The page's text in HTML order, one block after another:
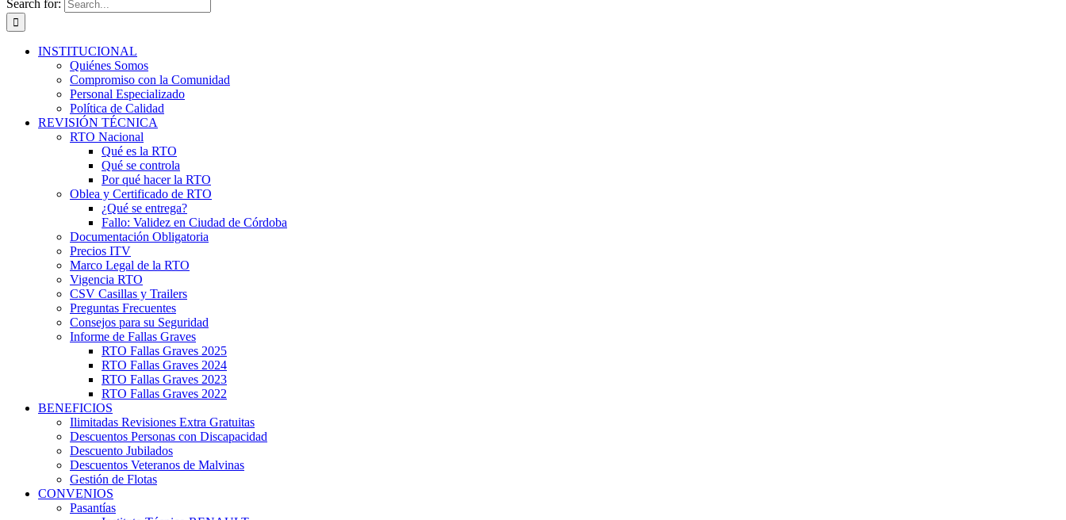
Search for:
INSTITUCIONAL
Quiénes Somos
Compromiso con la Comunidad
Personal Especializado
Política de Calidad
REVISIÓN TÉCNICA
RTO Nacional
Qué es la RTO
Qué se controla
Por qué hacer la RTO
Oblea y Certificado de RTO
¿Qué se entrega?
Fallo: Validez en Ciudad de Córdoba
Documentación Obligatoria
Precios ITV
Marco Legal de la RTO
Vigencia RTO
CSV Casillas y Trailers
Preguntas Frecuentes
Consejos para su Seguridad
Informe de Fallas Graves
RTO Fallas Graves 2025
RTO Fallas Graves 2024
RTO Fallas Graves 2023
RTO Fallas Graves 2022
BENEFICIOS
Ilimitadas Revisiones Extra Gratuitas
Descuentos Personas con Discapacidad
Descuento Jubilados
Descuentos Veteranos de Malvinas
Gestión de Flotas
CONVENIOS
Pasantías